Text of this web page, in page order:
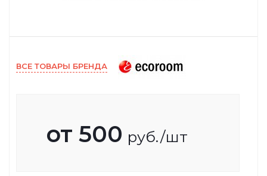
ВСЕ ТОВАРЫ БРЕНДА
от 500 руб./шт